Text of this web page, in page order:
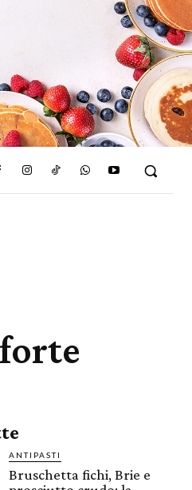
ANTIPASTI
Bruschetta fichi, Brie e